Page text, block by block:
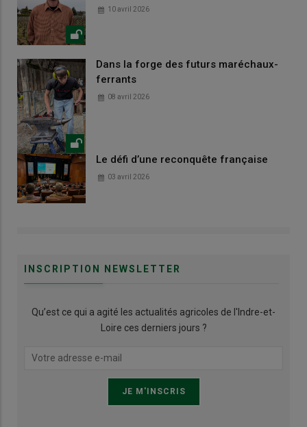
10 avril 2026
Dans la forge des futurs maréchaux-
ferrants
08 avril 2026
Le défi d’une reconquête française
03 avril 2026
INSCRIPTION NEWSLETTER
Qu’est ce qui a agité les actualités agricoles de l'Indre-et-
Loire ces derniers jours ?